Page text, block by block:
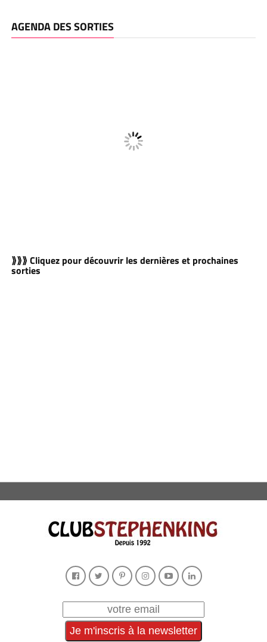
AGENDA DES SORTIES
⟫⟫⟫ Cliquez pour découvrir les dernières et prochaines
sorties